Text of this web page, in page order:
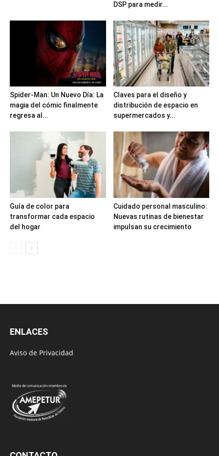
DSP para medir...
Spider-Man: Un Nuevo Día: La
magia del cómic finalmente
regresa al...
Claves para el diseño y
distribución de espacio en
supermercados y...
Guía de color para
transformar cada espacio
del hogar
Cuidado personal masculino:
Nuevas rutinas de bienestar
impulsan su crecimiento
ENLACES
Aviso de Privacidad